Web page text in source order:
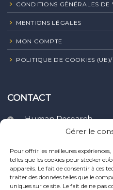
Gérer le
Pour offrir les meilleures
telles que les cookies pour stocker
appareils. Le fait de consentir à ces
traiter des données telles que le
uniques sur ce site. Le fait de ne pas
CONDITIONS GÉNÉRALES DE
MENTIONS LÉGALES
MON COMPTE
POLITIQUE DE COOKIES
CONTACT
Human Research
Clavier Recherches,
21400 Puits - France
support@human-
research.com